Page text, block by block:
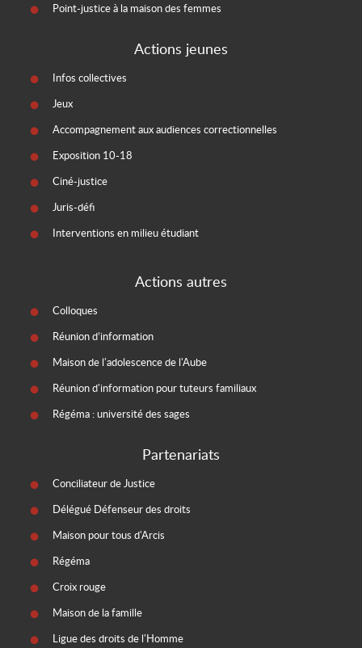
Point-justice à la maison des femmes
Actions jeunes
Infos collectives
Jeux
Accompagnement aux audiences correctionnelles
Exposition 10-18
Ciné-justice
Juris-défi
Interventions en milieu étudiant
Actions autres
Colloques
Réunion d’information
Maison de l'adolescence de l'Aube
Réunion d'information pour tuteurs familiaux
Régéma : université des sages
Partenariats
Conciliateur de Justice
Délégué Défenseur des droits
Maison pour tous d'Arcis
Régéma
Croix rouge
Maison de la famille
Ligue des droits de l'Homme